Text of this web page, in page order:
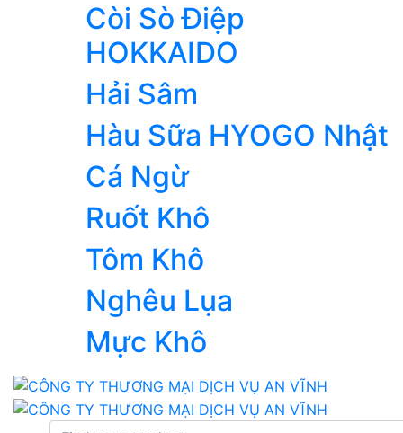
Còi Sò Điệp
HOKKAIDO
Hải Sâm
Hàu Sữa HYOGO Nhật
Cá Ngừ
Ruốt Khô
Tôm Khô
Nghêu Lụa
Mực Khô